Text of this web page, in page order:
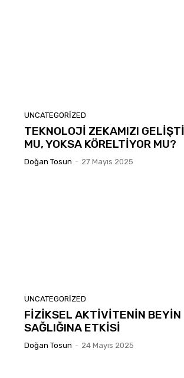
UNCATEGORIZED
TEKNOLOJİ ZEKAMIZI
MU, YOKSA KÖRELTİYOR MU?
Doğan Tosun - 27 Mayıs 2025
UNCATEGORIZED
FİZİKSEL AKTİVİTENİN BEYİN
SAĞLIĞINA ETKİSİ
Doğan Tosun - 24 Mayıs 2025